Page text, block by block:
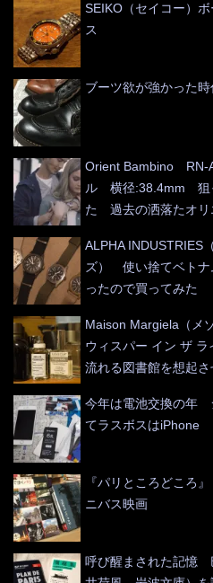
SEIKO（セイコー）
ス
ブーツ欲が強かった
Orient Bambino RN-
ル 横径:38.4mm 狙
た 過去の洒落たオリ
ALPHA INDUSTRIES
ズ） 使い捨てベト
ったので買ってみた
Maison Margiela（メ
ウィスパー イン ザ
流れる図書館を想起さ
今年は電池交換の年
てラスボスはiPhone
『パリところどころ
ニバス映画
呼び醒まされた記憶